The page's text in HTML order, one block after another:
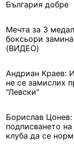
България добре
Мечта за 3
боксьори
(ВИДЕО)
Андриан Краев:
не се замислих
"Левски"
Борислав
подписването
клуба да се